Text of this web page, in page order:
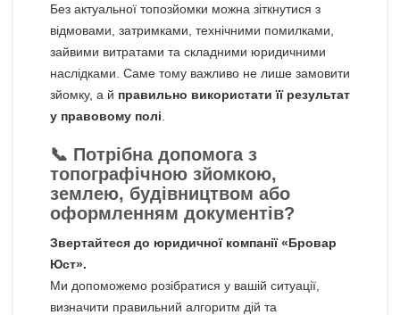
Без актуальної топозйомки можна зіткнутися з
відмовами, затримками, технічними помилками,
зайвими витратами та складними юридичними
наслідками. Саме тому важливо не лише замовити
зйомку, а й правильно використати її результат
у правовому полі
📞 Потрібна допомога з
топографічною зйомкою,
землею, будівництвом або
оформленням документів?
Звертайтеся до юридичної компанії «Бровар
Юст».
Ми допоможемо розібратися у вашій ситуації,
визначити правильний алгоритм дій та